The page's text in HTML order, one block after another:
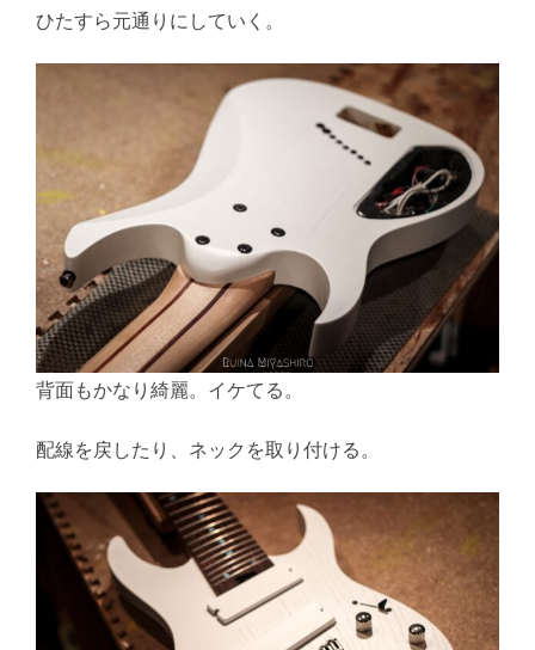
ひたすら元通りにしていく。
背面もかなり綺麗。イケてる。
配線を戻したり、ネックを取り付ける。